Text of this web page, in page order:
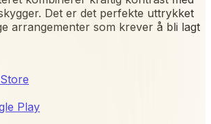
Det er det perfekte uttrykket
arrangementer som krever å bli lagt
Play